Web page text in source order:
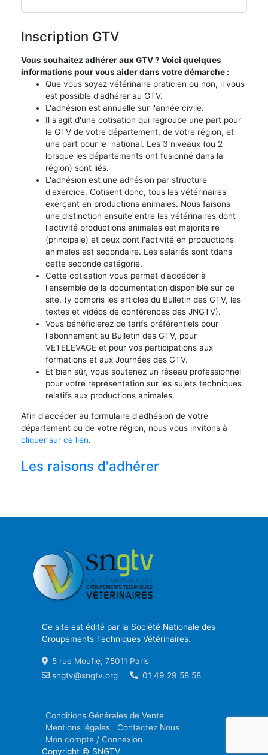
Inscription GTV
Vous souhaitez adhérer aux GTV ? Voici quelques
informations pour vous aider dans votre démarche :
Que vous soyez vétérinaire praticien ou non, il vous
est possible d'adhérer au GTV.
L'adhésion est annuelle sur l'année civile.
Il s'agit d'une cotisation qui regroupe une part pour
le GTV de votre département, de votre région, et
une part pour le national. Les 3 niveaux (ou 2
lorsque les départements ont fusionné dans la
région) sont liés.
L'adhésion est une adhésion par structure
d'exercice. Cotisent donc, tous les vétérinaires
exerçant en productions animales. Nous faisons
une distinction ensuite entre les vétérinaires dont
l'activité productions animales est majoritaire
(principale) et ceux dont l'activité en productions
animales est secondaire. Les salariés sont tdans
cette seconde catégorie.
Cette cotisation vous permet d'accéder à
l'ensemble de la documentation disponible sur ce
site. (y compris les articles du Bulletin des GTV, les
textes et vidéos de conférences des JNGTV).
Vous bénéficierez de tarifs préférentiels pour
l'abonnement au Bulletin des GTV, pour
VETELEVAGE et pour vos participations aux
formations et aux Journées des GTV.
Et bien sûr, vous soutenez un réseau professionnel
pour votre représentation sur les sujets techniques
relatifs aux productions animales.
Afin d'accéder au formulaire d'adhésion de votre
département ou de votre région, nous vous invitons à
cliquer sur ce lien.
Les raisons d'adhérer
Ce site est édité par la Société Nationale des
Groupements Techniques Vétérinaires.
5 rue Moufle, 75011 Paris
sngtv@sngtv.org
01 49 29 58 58
Conditions Générales de Vente
Mentions légales
Contactez Nous
Mon compte / Connexion
Copyright © SNGTV